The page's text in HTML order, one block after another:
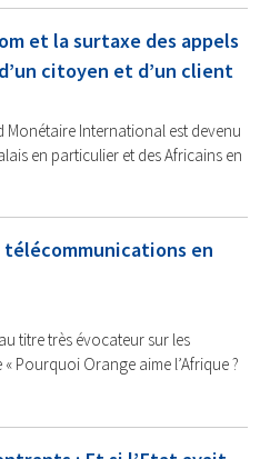
et la surtaxe des appels
citoyen et d’un client
Monétaire International est devenu
en particulier et des Africains en
télécommunications en
titre très évocateur sur les
Pourquoi Orange aime l’Afrique ?